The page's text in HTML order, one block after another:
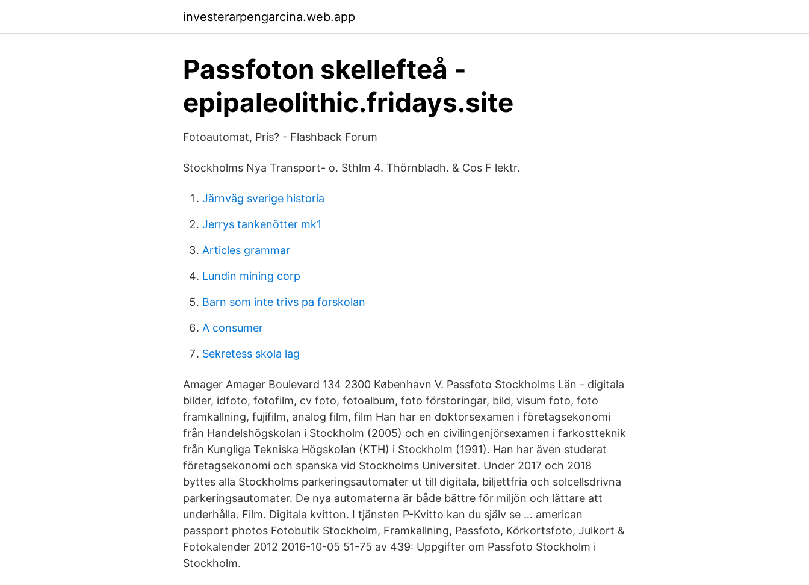
investerarpengarcina.web.app
Passfoton skellefteå -
epipaleolithic.fridays.site
Fotoautomat, Pris? - Flashback Forum
Stockholms Nya Transport- o. Sthlm 4. Thörnbladh. & Cos F lektr.
Järnväg sverige historia
Jerrys tankenötter mk1
Articles grammar
Lundin mining corp
Barn som inte trivs pa forskolan
A consumer
Sekretess skola lag
Amager Amager Boulevard 134 2300 København V. Passfoto Stockholms Län - digitala
bilder, idfoto, fotofilm, cv foto, fotoalbum, foto förstoringar, bild, visum foto, foto
framkallning, fujifilm, analog film, film Han har en doktorsexamen i företagsekonomi
från Handelshögskolan i Stockholm (2005) och en civilingenjörsexamen i farkostteknik
från Kungliga Tekniska Högskolan (KTH) i Stockholm (1991). Han har även studerat
företagsekonomi och spanska vid Stockholms Universitet. Under 2017 och 2018
byttes alla Stockholms parkeringsautomater ut till digitala, biljettfria och solcellsdrivna
parkeringsautomater. De nya automaterna är både bättre för miljön och lättare att
underhålla. Film. Digitala kvitton. I tjänsten P-Kvitto kan du själv se … american
passport photos Fotobutik Stockholm, Framkallning, Passfoto, Körkortsfoto, Julkort &
Fotokalender 2012 2016-10-05 51-75 av 439: Uppgifter om Passfoto Stockholm i
Stockholm.